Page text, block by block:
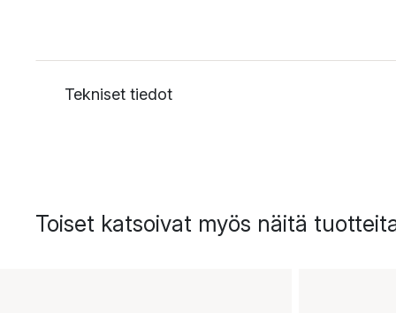
Tekniset tiedot
Toiset katsoivat myös näitä